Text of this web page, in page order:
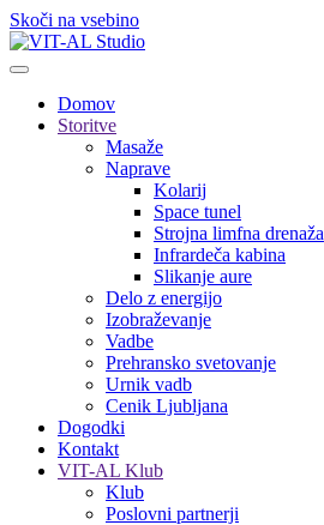
Skoči na vsebino
Domov
Storitve
Masaže
Naprave
Kolarij
Space tunel
Strojna limfna drenaža
Infrardeča kabina
Slikanje aure
Delo z energijo
Izobraževanje
Vadbe
Prehransko svetovanje
Urnik vadb
Cenik Ljubljana
Dogodki
Kontakt
VIT-AL Klub
Klub
Poslovni partnerji